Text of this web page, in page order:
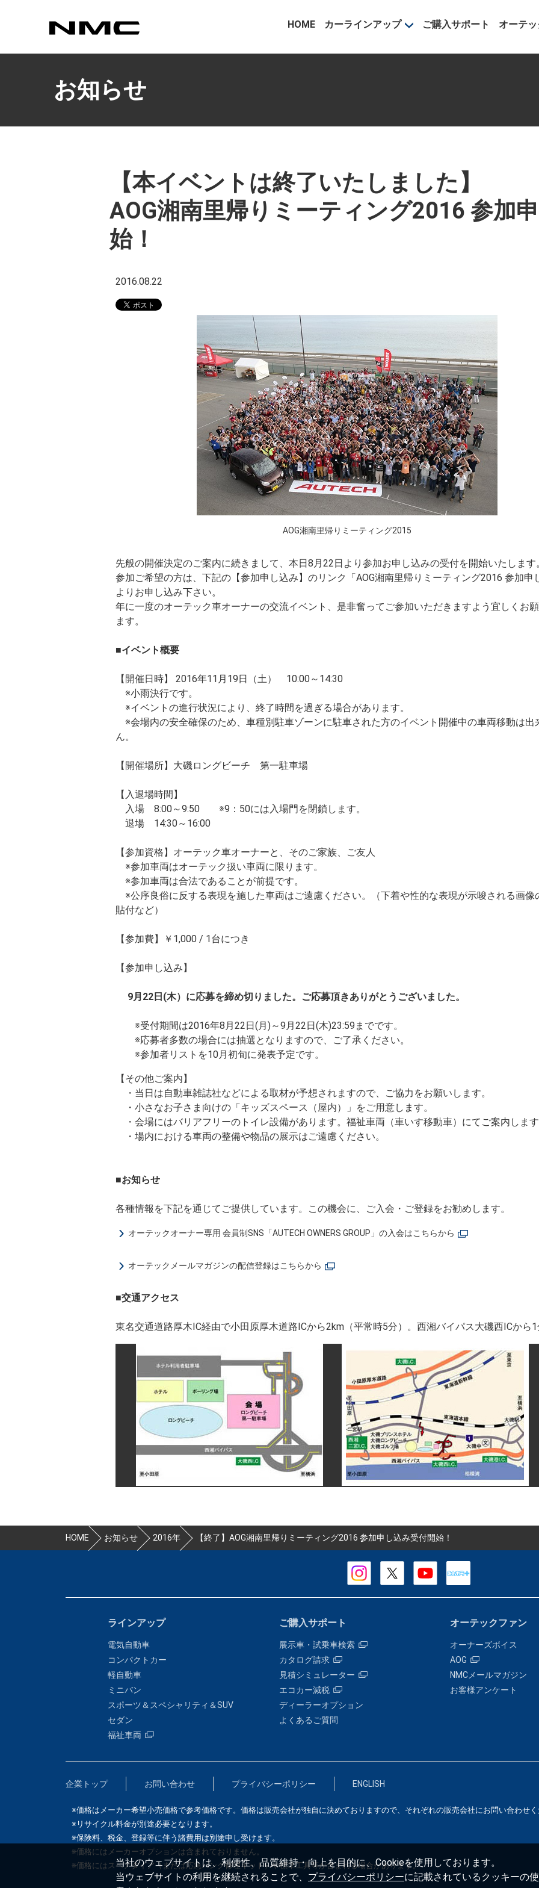
当社のウェブサイトは、利便性、品質維持・向上を目的に、Cookieを使用しております。
当ウェブサイトの利用を継続されることで、 プライバシーポリシーに記載されているクッキーの
カスタマイズ事業部
HOME カーラインアップ ご購入サポート オーテ
お知らせ
【本イベントは終了いたしました】
AOG湘南里帰りミーティング2016 参加
始！
2016.08.22
AOG湘南里帰りミーティング2015
先般の開催決定のご案内に続きまして、本日8月22日より参加お申し込みの受付を開始いたします
参加ご希望の方は、下記の【参加申し込み】のリンク「AOG湘南里帰りミーティング2016 参加申
よりお申し込み下さい。
年に一度のオーテック車オーナーの交流イベント、是非奮ってご参加いただきますよう宜しくお
ます。
■イベント概要
【開催日時】 2016年11月19日（土） 10:00～14:30
※小雨決行です。
※イベントの進行状況により、終了時間を過ぎる場合があります。
※会場内の安全確保のため、車種別駐車ゾーンに駐車された方のイベント開催中の車両移動は出
ん。
【開催場所】大磯ロングビーチ 第一駐車場
【入退場時間】
入場 8:00～9:50 ※9：50には入場門を閉鎖します。
退場 14:30～16:00
【参加資格】オーテック車オーナーと、そのご家族、ご友人
※参加車両はオーテック扱い車両に限ります。
※参加車両は合法であることが前提です。
※公序良俗に反する表現を施した車両はご遠慮ください。（下着や性的な表現が示唆される画像
貼付など）
【参加費】￥1,000 / 1台につき
【参加申し込み】
9月22日(木）に応募を締め切りました。ご応募頂きありがとうございました。
※受付期間は2016年8月22日(月)～9月22日(木)23:59までです。
※応募者多数の場合には抽選となりますので、ご了承ください。
※参加者リストを10月初旬に発表予定です。
【その他ご案内】
・当日は自動車雑誌社などによる取材が予想されますので、ご協力をお願いします。
・小さなお子さま向けの「キッズスペース（屋内）」をご用意します。
・会場にはバリアフリーのトイレ設備があります。福祉車両（車いす移動車）にてご案内しま
・場内における車両の整備や物品の展示はご遠慮ください。
■お知らせ
各種情報を下記を通じてご提供しています。この機会に、ご入会・ご登録をお勧めします。
オーテックオーナー専用 会員制SNS「AUTECH OWNERS GROUP」の入会はこちらから
オーテックメールマガジンの配信登録はこちらから
■交通アクセス
東名交通道路厚木IC経由で小田原厚木道路ICから2km（平常時5分）。西湘バイパス大磯西ICから
HOME お知らせ 2016年 【終了】AOG湘南里帰りミーティング2016 参加申し込み受付開始！
ラインアップ
電気自動車
コンパクトカー
軽自動車
ミニバン
スポーツ＆スペシャリティ＆SUV
セダン
福祉車両
ご購入サポート
展示車・試乗車検索
カタログ請求
見積シミュレーター
エコカー減税
ディーラーオプション
よくあるご質問
オーテックファン
オーナーズボイス
AOG
NMCメールマガジン
お客様アンケート
企業トップ お問い合わせ プライバシーポリシー ENGLISH
※価格はメーカー希望小売価格で参考価格です。価格は販売会社が独自に決めておりますので、それぞれの販売会社にお問い合わせ
※リサイクル料金が別途必要となります。
※保険料、税金、登録等に伴う諸費用は別途申し受けます。
※価格にはメーカーオプションは含まれておりません。
※価格にはスペアタイア（または応急パンク修理キット）や標準工具等が含まれる場合があります。